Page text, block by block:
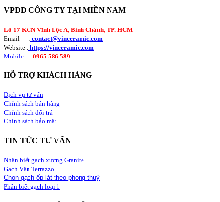
VPĐD CÔNG TY TẠI MIỀN NAM
Lô 17 KCN Vĩnh Lộc A, Bình Chánh, TP. HCM
Email : contact@vinceramic.com
Website : https://vinceramic.com
Mobile : 0965.586.589
HỖ TRỢ KHÁCH HÀNG
Dịch vụ tư vấn
Chính sách bán hàng
Chính sách đổi trả
Chính sách bảo mật
TIN TỨC TƯ VẤN
Nhận biết gạch xương Granite
Gạch Vân Terrazzo
Chọn gạch ốp lát theo phong thuỷ
Phân biết gạch loại 1